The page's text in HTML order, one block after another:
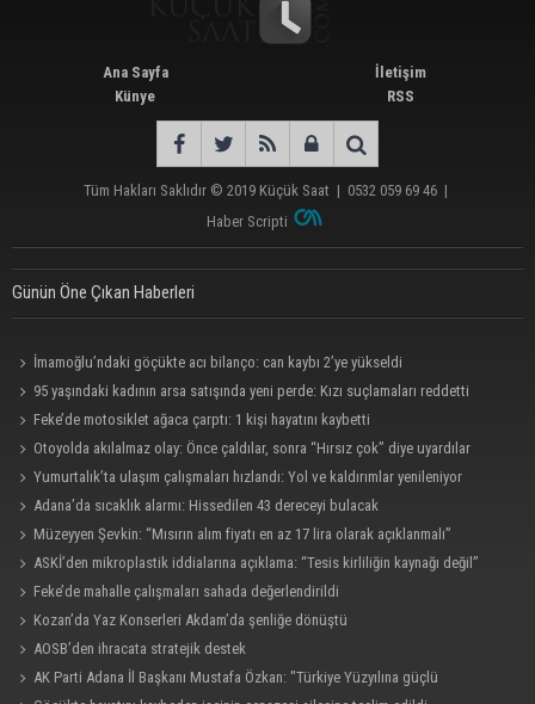
Ana Sayfa
Künye
İletişim
RSS
Tüm Hakları Saklıdır © 2019 Küçük Saat | 0532 059 69 46 |
Haber Scripti
Günün Öne Çıkan Haberleri
İmamoğlu’ndaki göçükte acı bilanço: can kaybı 2’ye yükseldi
95 yaşındaki kadının arsa satışında yeni perde: Kızı suçlamaları reddetti
Feke’de motosiklet ağaca çarptı: 1 kişi hayatını kaybetti
Otoyolda akılalmaz olay: Önce çaldılar, sonra “Hırsız çok” diye uyardılar
Yumurtalık’ta ulaşım çalışmaları hızlandı: Yol ve kaldırımlar yenileniyor
Adana’da sıcaklık alarmı: Hissedilen 43 dereceyi bulacak
Müzeyyen Şevkin: “Mısırın alım fiyatı en az 17 lira olarak açıklanmalı”
ASKİ’den mikroplastik iddialarına açıklama: “Tesis kirliliğin kaynağı değil”
Feke’de mahalle çalışmaları sahada değerlendirildi
Kozan’da Yaz Konserleri Akdam’da şenliğe dönüştü
AOSB’den ihracata stratejik destek
AK Parti Adana İl Başkanı Mustafa Özkan: "Türkiye Yüzyılına güçlü